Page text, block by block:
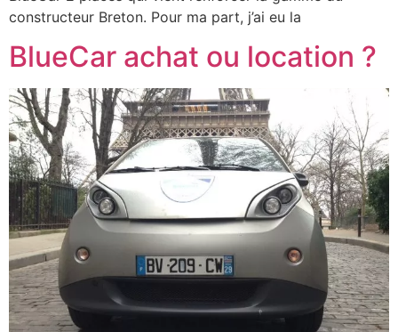
constructeur Breton. Pour ma part, j’ai eu la
BlueCar achat ou location ?